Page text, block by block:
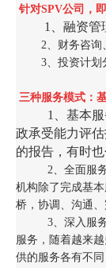
针对SPV公司，
1、融资管
2、财务咨询、
3、投资计划分
三种服务模式：
1、基本服
政承受能力评
的报告，有时
2、全面服务
机构除了完成基
桥，协调、沟通、
3、深入服务
服务，随着越来
供的服务各有不